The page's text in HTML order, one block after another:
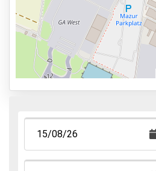
Valet Parken
Park & Walk
Park, Sleep & Fly